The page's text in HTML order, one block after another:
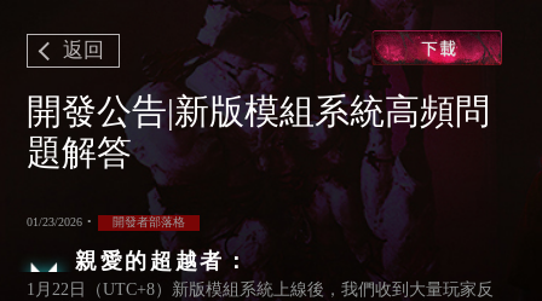
返回
開發公告|新版模組系統高頻問
題解答
01/23/2026 • 開發者部落格
親愛的超越者：
1月22日（UTC+8）新版模組系統上線後，我們收到大量玩家反